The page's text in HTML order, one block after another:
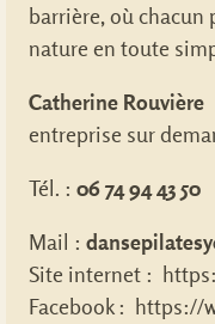
barrière, où chacun
nature en toute
Catherine Rouvière
entreprise sur
Tél. : 06 74 94 43 50
Mail :
Site internet :
Facebook : https://